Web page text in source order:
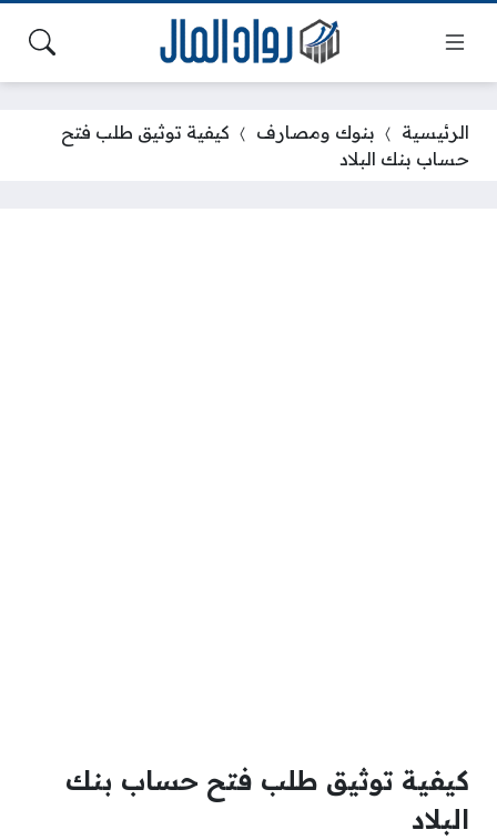
الرئيسية بنوك ومصارف
كيفية توثيق طلب فتح
حساب بنك البلاد
كيفية توثيق طلب فتح حساب بنك
البلاد